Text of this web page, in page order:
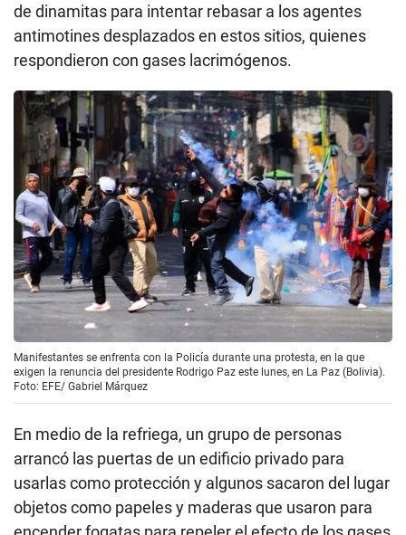
de dinamitas para intentar rebasar a los agentes
antimotines desplazados en estos sitios, quienes
respondieron con gases lacrimógenos.
Manifestantes se enfrenta con la Policía durante una protesta, en la que
exigen la renuncia del presidente Rodrigo Paz este lunes, en La Paz (Bolivia).
Foto: EFE/ Gabriel Márquez
En medio de la refriega, un grupo de personas
arrancó las puertas de un edificio privado para
usarlas como protección y algunos sacaron del lugar
objetos como papeles y maderas que usaron para